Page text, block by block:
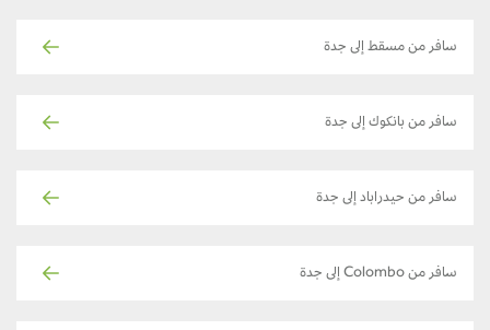
سافر من مسقط إلى جدة
سافر من بانكوك إلى جدة
سافر من حيدراباد إلى جدة
سافر من Colombo إلى جدة